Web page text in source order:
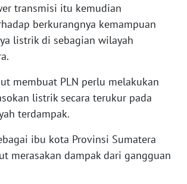
transmisi itu kemudian
berkurangnya kemampuan
listrik di sebagian wilayah
membuat PLN perlu melakukan
listrik secara terukur pada
terdampak.
ibu kota Provinsi Sumatera
merasakan dampak dari gangguan